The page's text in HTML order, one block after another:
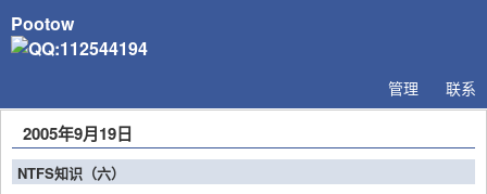
Pootow
联系
管理
2005年9月19日
NTFS知识（六）